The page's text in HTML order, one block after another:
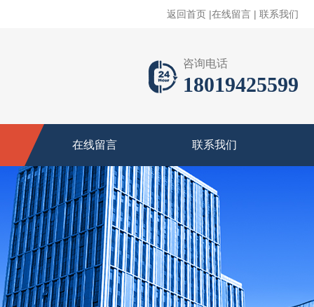
返回首页 |在线留言 | 联系我们
咨询电话
18019425599
在线留言 联系我们